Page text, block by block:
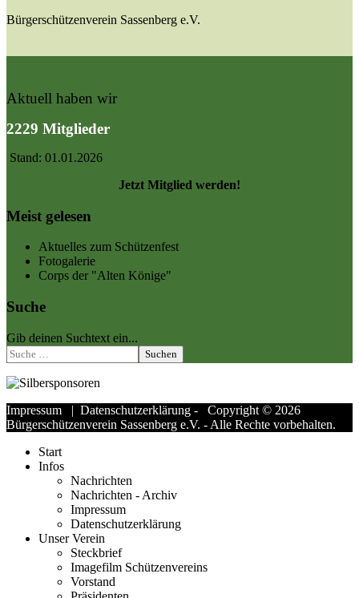
Bürgerschützenverein Sassenberg e.V.
Aktuell haben wir
2229 Mitglieder
Stand: 01.01.2026
Jetzt Mitglied werden!
Meist gelesen
Aktuelles zum Schützenfest
Fotogalerie
Corps der "Alten Könige"
Suche
Gib deinen Suchtext ein...
Suchen
Impressum | Datenschutzerklärung - Copyright © 2026
Bürgerschützenverein Sassenberg e.V. - Alle Rechte vorbehalten.
Start
Infos
Nachrichten
Nachrichten - Archiv
Impressum
Datenschutzerklärung
Unser Verein
Steckbrief
Imagefilm Schützenvereins
Vorstand